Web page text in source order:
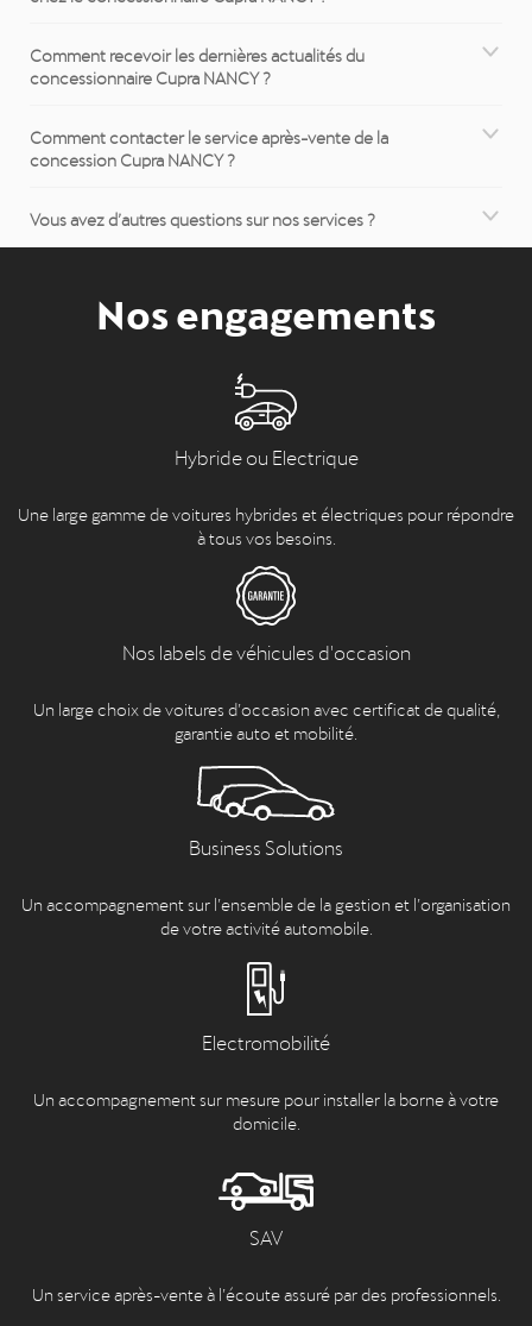
Comment recevoir les dernières actualités du
concessionnaire Cupra NANCY ?
Comment contacter le service après-vente de la
concession Cupra NANCY ?
Vous avez d’autres questions sur nos services ?
Nos engagements
Hybride ou Electrique
Une large gamme de voitures hybrides et électriques pour répondre
à tous vos besoins.
Nos labels de véhicules d'occasion
Un large choix de voitures d’occasion avec certificat de qualité,
garantie auto et mobilité.
Business Solutions
Un accompagnement sur l’ensemble de la gestion et l’organisation
de votre activité automobile.
Electromobilité
Un accompagnement sur mesure pour installer la borne à votre
domicile.
SAV
Un service après-vente à l’écoute assuré par des professionnels.